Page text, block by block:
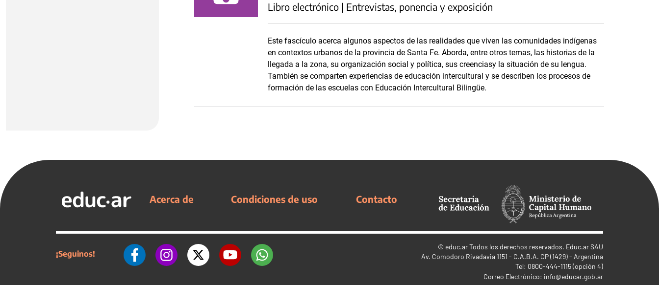
Libro electrónico | Entrevistas, ponencia y exposición
Este fascículo acerca algunos aspectos de las realidades que viven las comunidades indígenas
en contextos urbanos de la provincia de Santa Fe. Aborda, entre otros temas, las historias de la
llegada a la zona, su organización social y política, sus creenciasy la situación de su lengua.
También se comparten experiencias de educación intercultural y se describen los procesos de
formación de las escuelas con Educación Intercultural Bilingüe.
Acerca de Condiciones de uso Contacto
¡Seguinos!
© educ.arTodos los derechos reservados. Educ.ar SAU
Av. Comodoro Rivadavia 1151 - C.A.B.A. CP (1429) - Argentina
Tel: 0800-444-1115 (opción 4)
Correo Electrónico: info@educar.gob.ar